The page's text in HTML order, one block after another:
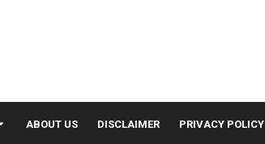
ABOUT US DISCLAIMER PRIVACY POLICY